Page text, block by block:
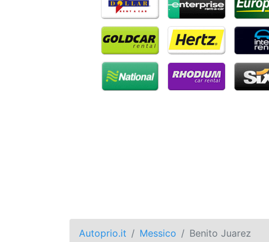
Autoprio.it Messico Benito Juarez